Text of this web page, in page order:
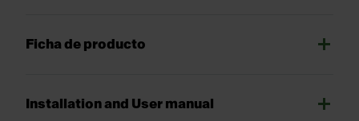
Ficha de producto
Installation and User manual